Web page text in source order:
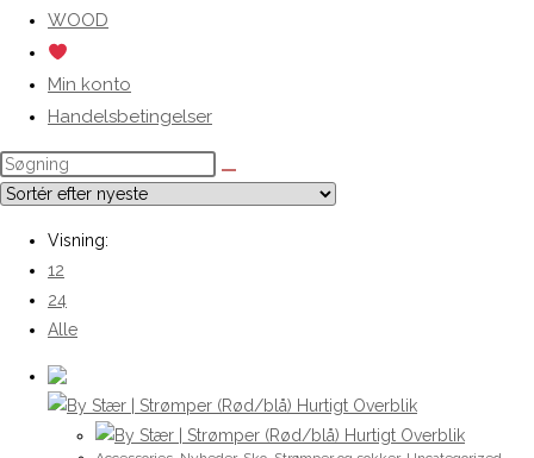
WOOD
Min konto
Handelsbetingelser
Visning:
12
24
Alle
Hurtigt Overblik
Hurtigt Overblik